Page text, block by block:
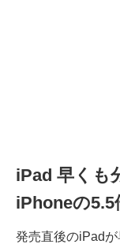
iPad 早くも
iPhoneの5.5
発売直後のiPad